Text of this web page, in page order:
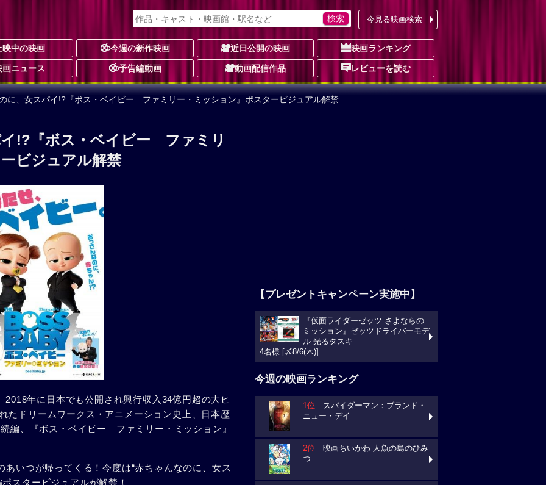
今見る映画検索
映中の映画 今週の新作映画 近日公開の映画 映画ランキング
画ニュース 予告編動画 動画配信作品 レビューを読む
に、女スパイ!?『ボス・ベイビー ファミリー・ミッション』ポスタービジュアル解禁
!?『ボス・ベイビー ファミリ
ビジュアル解禁
年に日本でも公開され興行収入34億円超の大ヒ
たドリームワークス・アニメーション史上、日本歴
編、『ボス・ベイビー ファミリー・ミッション』
あいつが帰ってくる！今度は“赤ちゃんなのに、女ス
スタービジュアルが解禁！
【プレゼントキャンペーン実施中】
『仮面ライダーゼッツ さよならの
ミッション』ゼッツドライバーモデ
ル 光るタスキ
4名様 [〆8/6(木)]
今週の映画ランキング
1位 スパイダーマン：ブランド・
ニュー・デイ
2位 映画ちいかわ 人魚の島のひみ
つ